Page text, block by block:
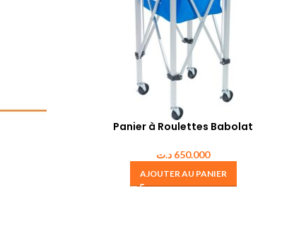
Panier à Roulettes Babolat
650.000 د.ت
AJOUTER AU PANIER